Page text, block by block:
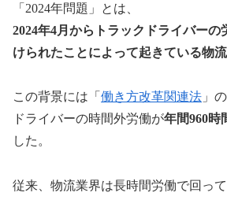
「2024年問題」とは、
2024年4月からトラックドライバーの
けられたことによって起きている物
この背景には「 働き方改革関連法 」
ドライバーの時間外労働が年間960時
した。
従来、物流業界は長時間労働で回って